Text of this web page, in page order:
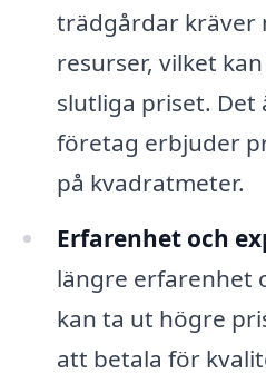
trädgårdar kräver
resurser, vilket
slutliga priset. Det
företag erbjuder
på kvadratmeter.
Erfarenhet och
längre erfarenhet
kan ta ut högre
att betala för